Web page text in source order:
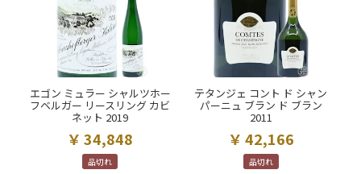
エゴン ミュラー シャルツホー
フベルガー リースリング カビ
ネット 2019
34,848
品切れ
テタンジェ コント ド シャン
パーニュ ブラン ド ブラン
2011
42,166
品切れ